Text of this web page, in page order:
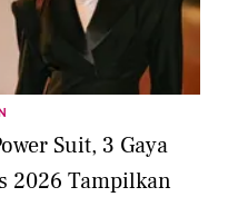
Suit, 3 Gaya
2026 Tampilkan